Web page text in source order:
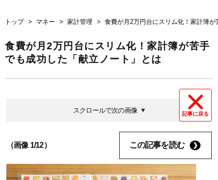
トップ マネー 家計管理 食費が月2万円台にスリム化！家計簿
食費が月2万円台にスリム化！家計簿が苦手
でも成功した「献立ノート」とは
記事に戻る
スクロールで次の画像
（画像 1/12） この記事を読む